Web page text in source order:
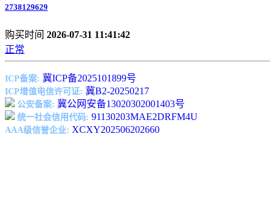
2738129629
购买时间 2026-07-31 11:41:42
正常
ICP备案: 冀ICP备2025101899号
ICP增值电信许可证: 冀B2-20250217
公安备案: 冀公网安备13020302001403号
统一社会信用代码: 91130203MAE2DRFM4U
AAA级信誉企业: XCXY202506202660